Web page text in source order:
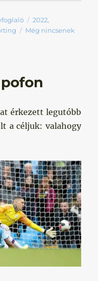
Címke
2022,
Még nincsenek
érkezett legutóbb
a céljuk: valahogy